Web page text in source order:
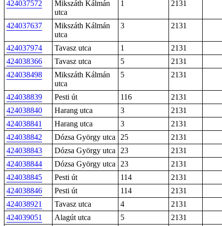
424037572
Mikszáth Kálmán
utca
1 2131
424037637
Mikszáth Kálmán
utca
3 2131
424037974 Tavasz utca 1
2131
424038366
Tavasz utca 5
2131
424038498
Mikszáth Kálmán
utca
5 2131
424038839 Pesti út 116
2131
424038840
Harang utca 3
2131
424038841
Harang utca 3
2131
424038842
Dózsa György utca 25
2131
424038843
Dózsa György utca 23
2131
424038844
Dózsa György utca 23
2131
424038845
Pesti út 114
2131
424038846
Pesti út 114
2131
424038921
Tavasz utca 4
2131
424039051
Alagút utca 5
2131